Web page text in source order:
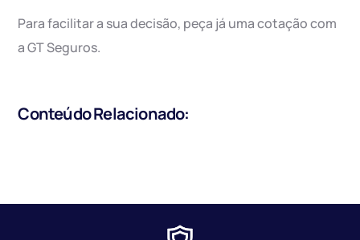
Para facilitar a sua decisão, peça já uma cotação com
a GT Seguros.
Conteúdo Relacionado: